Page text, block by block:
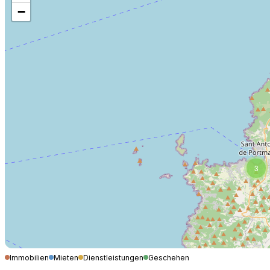
3
−
Immobilien Mieten Dienstleistungen Geschehen